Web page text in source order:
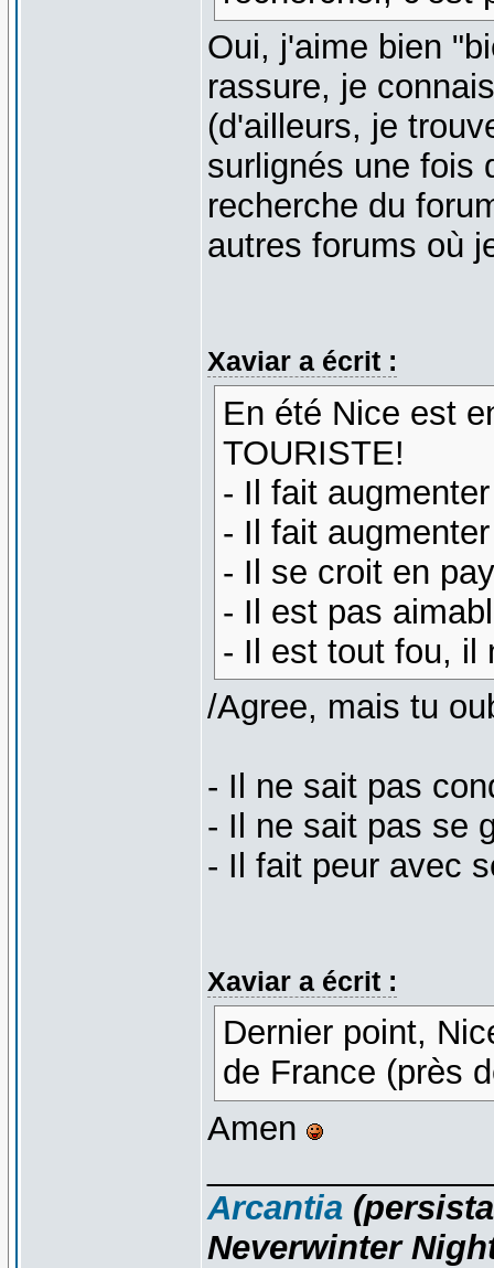
Oui, j'aime bien
rassure, je
(d'ailleurs, je
surlignés une fois
recherche du
autres forums où
Xaviar a écrit :
En été Nice est
TOURISTE!
- Il fait
- Il fait
- Il se croit en
- Il est pas
- Il est tout fou, il
/Agree, mais tu
- Il ne sait pas
- Il ne sait pas se
- Il fait peur avec
Xaviar a écrit :
Dernier point,
de France (près
Amen
Arcantia
Neverwinter